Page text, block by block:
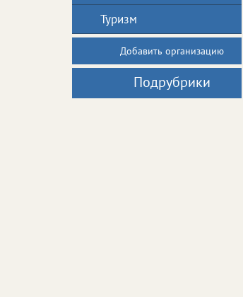
Туризм
Добавить организацию
Подрубрики